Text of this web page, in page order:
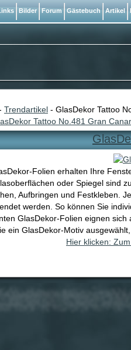
Trendartikel - GlasDekor Tattoo
Tattoo No.481 Gran
Folien erhalten Ihre
oder Spiegel sind
Aufbringen und Festkleben.
werden. So können Sie
GlasDekor-Folien eignen
ein GlasDekor-Motiv
Hier klicken:
Bilder Forum Gästebuch Artikel